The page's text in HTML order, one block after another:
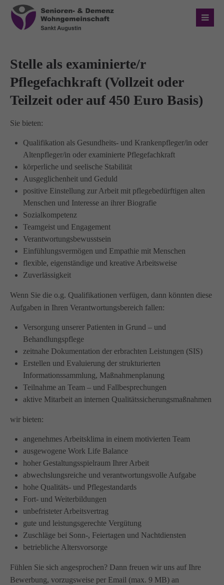
Login
Passwort
Anmelden
Über uns
Wir haben uns als ambulanter Pflegedienst auf
Wohngemeinschaften für Senioren spezialisiert. Mit der
das wirGUTES
tun.
Kontakt
Amicus Pflege GmbH & Co KG
Lipper Weg 11a
45770 Marl
Schreiben Sie uns per Email
info@amicus-pflege.de
Stelle als examinierte/r
Pflegefachkraft (Vollzeit oder
Teilzeit oder auf 450 Euro Basis)
Sie bieten:
Qualifikation als Gesundheits- und Krankenpfleger/in oder
Altenpfleger/in oder examinierte Pflegefachkraft
körperliche und seelische Stabilität
Ausgeglichenheit und Geduld
positive Einstellung zur Arbeit mit pflegebedürftigen alten
Menschen und Interesse an ihrer Biografie
Sozialkompetenz
Teamgeist und Engagement
Verantwortungsbewusstsein
Einfühlungsvermögen und Empathie mit Menschen
flexible, eigenständige und kreative Arbeitsweise
Zuverlässigkeit
Wenn Sie die o.g. Qualifikationen verfügen, dann könnten diese
Aufgaben in Ihren Verantwortungsbereich fallen:
Versorgung unserer Patienten in Grund – und
Behandlungspflege
zeitnahe Dokumentation der erbrachten Leistungen (SIS)
Erstellen und Evaluierung der strukturierten
Informationssammlung, Maßnahmenplanung
Teilnahme an Team – und Fallbesprechungen
aktive Mitarbeit an internen Qualitätssicherungsmaßnahmen
wir bieten:
angenehmes Arbeitsklima in einem motivierten Team
ausgewogene Work Life Balance
hoher Gestaltungsspielraum Ihrer Arbeit
abwechslungsreiche und verantwortungsvolle Aufgabe
hohe Qualitäts- und Pflegestandards
Fort- und Weiterbildungen
unbefristeter Arbeitsvertrag
gute und leistungsgerechte Vergütung
Zuschläge bei Sonn-, Feiertagen und Nachtdiensten
betriebliche Altersvorsorge
Fühlen Sie sich angesprochen? Dann freuen wir uns auf Ihre
Bewerbung, vorzugsweise per Email (max. 9 MB) an